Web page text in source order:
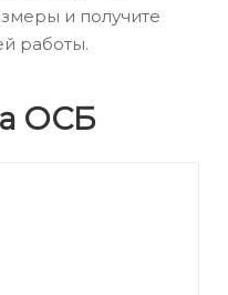
и получите
работы.
ОСБ